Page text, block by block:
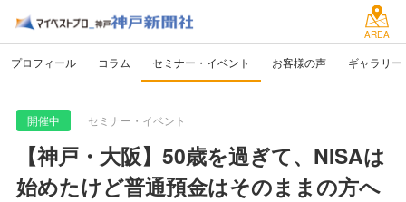
AREA
プロフィール コラム セミナー・イベント お客様の声 ギャラリー
開催中 セミナー・イベント
【神戸・大阪】50歳を過ぎて、NISAは
始めたけど普通預金はそのままの方へ